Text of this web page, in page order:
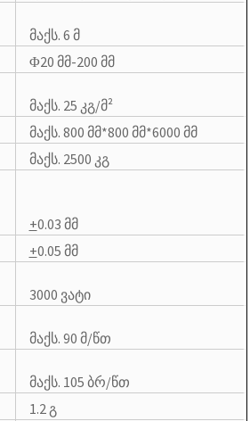
მაქს. 6 მ
Φ20 მმ-200 მმ
მაქს. 25 კგ/მ²
მაქს. 800 მმ*800 მმ*6000 მმ
მაქს. 2500 კგ
+0.03 მმ
+0.05 მმ
3000 ვატი
მაქს. 90 მ/წთ
მაქს. 105 ბრ/წთ
1.2 გ